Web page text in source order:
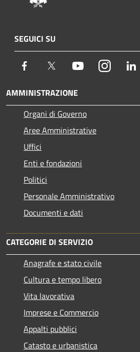
SEGUICI SU
Facebook Twitter YoutubeInstagram
AMMINISTRAZIONE
Organi di Governo
Aree Amministrative
Uffici
Enti e fondazioni
Politici
Personale Amministrativo
Documenti e dati
CATEGORIE DI SERVIZIO
Anagrafe e stato civile
Cultura e tempo libero
Vita lavorativa
Imprese e Commercio
Appalti pubblici
Catasto e urbanistica